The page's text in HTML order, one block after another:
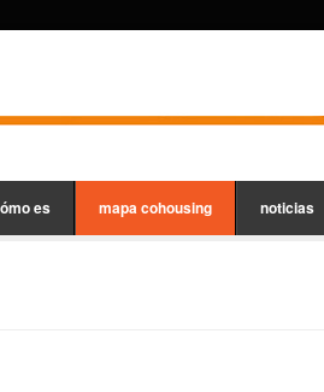
es mapa cohousing noticias